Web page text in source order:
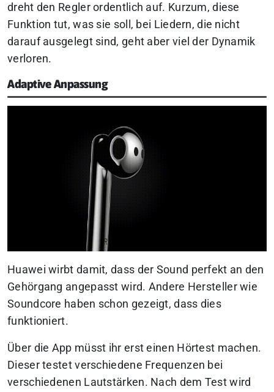
dreht den Regler ordentlich auf. Kurzum, diese
Funktion tut, was sie soll, bei Liedern, die nicht
darauf ausgelegt sind, geht aber viel der Dynamik
verloren.
Adaptive Anpassung
Huawei wirbt damit, dass der Sound perfekt an den
Gehörgang angepasst wird. Andere Hersteller wie
Soundcore haben schon gezeigt, dass dies
funktioniert.
Über die App müsst ihr erst einen Hörtest machen.
Dieser testet verschiedene Frequenzen bei
verschiedenen Lautstärken. Nach dem Test wird